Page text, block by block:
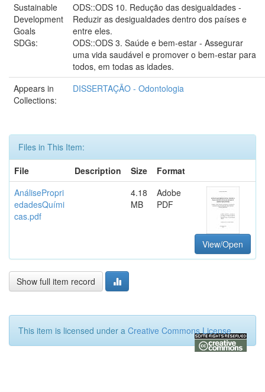
Sustainable
Development
Goals
SDGs:
ODS::ODS 10. Redução das desigualdades -
Reduzir as desigualdades dentro dos países e
entre eles.
ODS::ODS 3. Saúde e bem-estar - Assegurar
uma vida saudável e promover o bem-estar para
todos, em todas as idades.
Appears in
Collections:
DISSERTAÇÃO - Odontologia
Files in This Item:
File
Description Size
Format
AnálisePropri
edadesQuími
cas.pdf
4.18
MB
Adobe
PDF
View/Open
Show full item record
This item is licensed under a Creative Commons License